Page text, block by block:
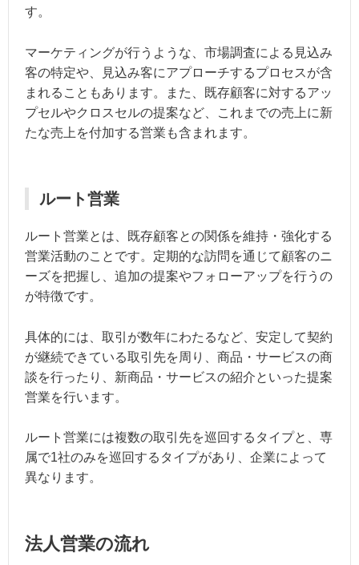
す。
マーケティングが行うような、市場調査による見込み
客の特定や、見込み客にアプローチするプロセスが含
まれることもあります。また、既存顧客に対するアッ
プセルやクロスセルの提案など、これまでの売上に新
たな売上を付加する営業も含まれます。
ルート営業
ルート営業とは、既存顧客との関係を維持・強化する
営業活動のことです。定期的な訪問を通じて顧客のニ
ーズを把握し、追加の提案やフォローアップを行うの
が特徴です。
具体的には、取引が数年にわたるなど、安定して契約
が継続できている取引先を周り、商品・サービスの商
談を行ったり、新商品・サービスの紹介といった提案
営業を行います。
ルート営業には複数の取引先を巡回するタイプと、専
属で1社のみを巡回するタイプがあり、企業によって
異なります。
法人営業の流れ